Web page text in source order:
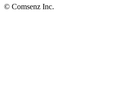
© Comsenz Inc.